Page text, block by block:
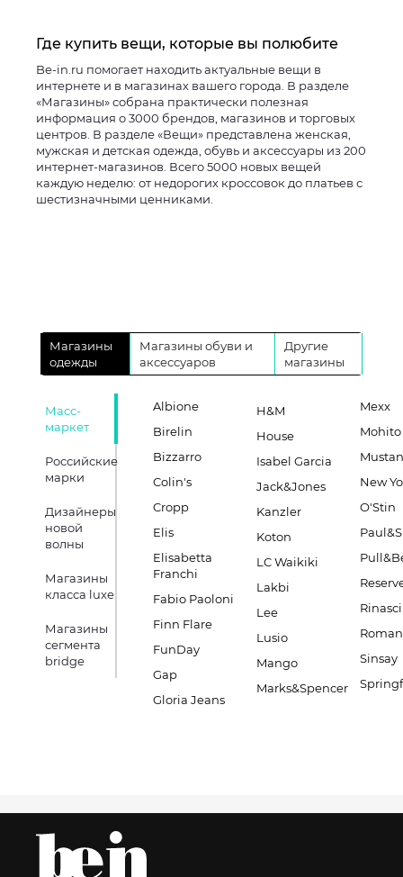
Где купить вещи, которые вы полюбите
Be-in.ru помогает находить актуальные вещи в
интернете и в магазинах вашего города. В разделе
«Магазины» собрана практически полезная
информация о 3000 брендов, магазинов и торговых
центров. В разделе «Вещи» представлена женская,
мужская и детская одежда, обувь и аксессуары из 200
интернет-магазинов. Всего 5000 новых вещей
каждую неделю: от недорогих кроссовок до платьев с
шестизначными ценниками.
Магазины
одежды
Магазины обуви и
аксессуаров
Другие
магазины
Масс-
маркет
Российские
марки
Дизайнеры
новой
волны
Магазины
класса luxe
Магазины
сегмента
bridge
Albione
Birelin
Bizzarro
Colin's
Cropp
Elis
Elisabetta
Franchi
Fabio Paoloni
Finn Flare
FunDay
Gap
Gloria Jeans
H&M
House
Isabel Garcia
Jack&Jones
Kanzler
Koton
LC Waikiki
Lakbi
Lee
Lusio
Mango
Marks&Spencer
Mexx
Mohito
New
O'Stin
Sinsay